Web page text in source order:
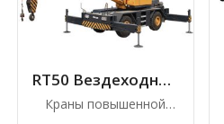
RT50 Вездеходный
кран
Краны повышенной